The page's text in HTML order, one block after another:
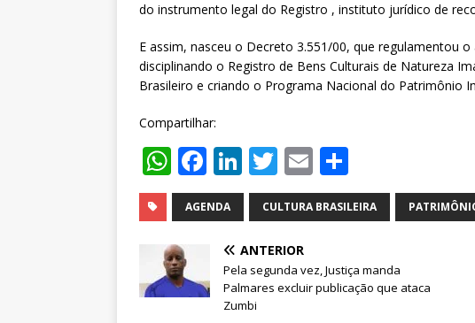
do instrumento legal do Registro , instituto jurídico de
E assim, nasceu o Decreto 3.551/00, que regulamentou o
disciplinando o Registro de Bens Culturais de Natureza
Brasileiro e criando o Programa Nacional do Patrimônio
Compartilhar:
W
h
at
s
A
p
F
a
c
b
o
Li
n
k
e
dI
n
T
w
it
te
r
E
m
ai
h
ar
AGENDA CULTURA BRASILEIRA
ANTERIOR
Pela segunda vez, Justiça manda
Palmares excluir publicação que ataca
Zumbi